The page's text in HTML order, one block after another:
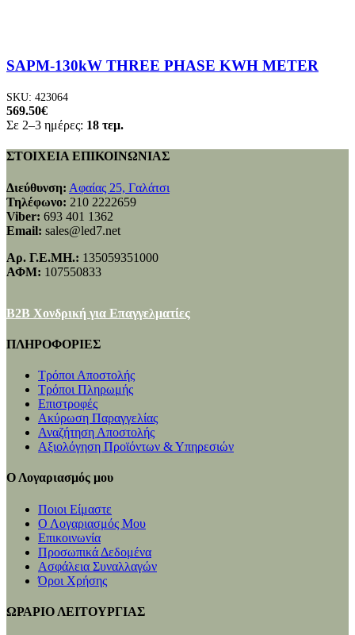
SAPM-130kW THREE PHASE KWH METER
SKU: 423064
569.50€
Σε 2–3 ημέρες: 18 τεμ.
ΣΤΟΙΧΕΙΑ ΕΠΙΚΟΙΝΩΝΙΑΣ
Διεύθυνση: Αφαίας 25, Γαλάτσι
Τηλέφωνο: 210 2222659
Viber: 693 401 1362
Email: sales@led7.net
Αρ. Γ.Ε.ΜΗ.: 135059351000
ΑΦΜ: 107550833
B2B Χονδρική για Επαγγελματίες
ΠΛΗΡΟΦΟΡΙΕΣ
Τρόποι Αποστολής
Τρόποι Πληρωμής
Επιστροφές
Ακύρωση Παραγγελίας
Αναζήτηση Αποστολής
Αξιολόγηση Προϊόντων & Υπηρεσιών
Ο Λογαριασμός μου
Ποιοι Είμαστε
Ο Λογαριασμός Μου
Επικοινωνία
Προσωπικά Δεδομένα
Ασφάλεια Συναλλαγών
Όροι Χρήσης
ΩΡΑΡΙΟ ΛΕΙΤΟΥΡΓΙΑΣ